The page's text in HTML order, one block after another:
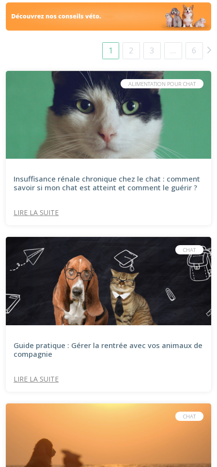
1 2 3 … 6
ALIMENTATION POUR CHAT
Insuffisance rénale chronique chez le chat : comment
savoir si mon chat est atteint et comment le guérir ?
LIRE LA SUITE
CHAT
Guide pratique : Gérer la rentrée avec vos animaux de
compagnie
LIRE LA SUITE
CHAT